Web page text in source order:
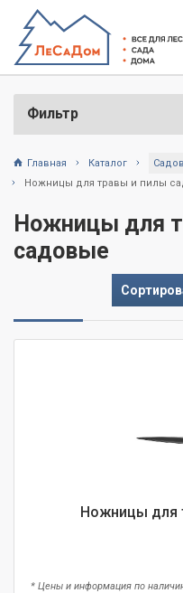
Фильтр
Главная Каталог
Ножницы для травы и пилы
Ножницы для
садовые
Ножницы для
* Цены и информация по